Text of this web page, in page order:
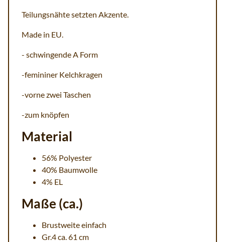
Teilungsnähte setzten Akzente.
Made in EU.
- schwingende A Form
-femininer Kelchkragen
-vorne zwei Taschen
-zum knöpfen
Material
56% Polyester
40% Baumwolle
4% EL
Maße (ca.)
Brustweite einfach
Gr.4 ca. 61 cm